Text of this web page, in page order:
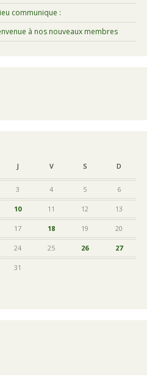
communique :
à nos nouveaux membres
J V S D
3 4 5 6
10 11 12 13
17 18 19 20
24 25 26 27
31